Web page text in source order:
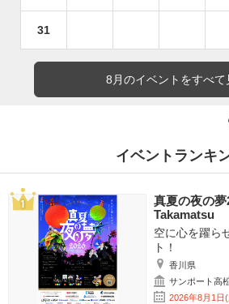
31
8月のイベントをすべて
イベントランキ
真夏の夜の
Takamatsu
空に心を躍ら
ト！
香川県
サンポート高
2026年8月1日